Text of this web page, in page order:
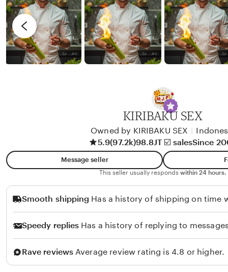
I
y
R
e
n
e
i
e
l
o
KIRIBAKU SEX
Owned by KIRIBAKU SEX
5.9(97.2k)98.8JT ☑️ salesSince
Message seller
This seller usually responds within 24 hours.
Smooth shipping Has a history of shipping on time
Speedy replies Has a history of replying to
Rave reviews Average review rating is 4.8 or higher.